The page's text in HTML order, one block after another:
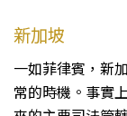
新加坡
一如菲律賓，新
常的時機。事實